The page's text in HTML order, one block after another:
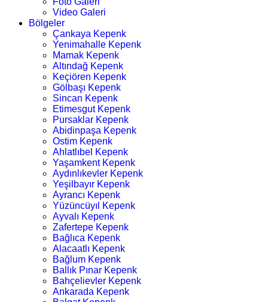
Video Galeri
Bölgeler
Çankaya Kepenk
Yenimahalle Kepenk
Mamak Kepenk
Altındağ Kepenk
Keçiören Kepenk
Gölbaşı Kepenk
Sincan Kepenk
Etimesgut Kepenk
Pursaklar Kepenk
Abidinpaşa Kepenk
Ostim Kepenk
Ahlatlıbel Kepenk
Yaşamkent Kepenk
Aydınlıkevler Kepenk
Yeşilbayır Kepenk
Ayrancı Kepenk
Yüzüncüyıl Kepenk
Ayvalı Kepenk
Zafertepe Kepenk
Bağlıca Kepenk
Alacaatlı Kepenk
Bağlum Kepenk
Ballık Pınar Kepenk
Bahçelievler Kepenk
Ankarada Kepenk